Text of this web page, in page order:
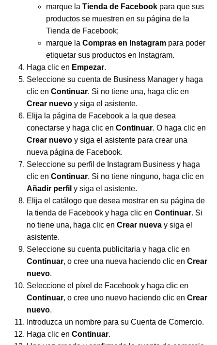
marque la Tienda de Facebook para que sus
productos se muestren en su página de la
Tienda de Facebook;
marque la Compras en Instagram para poder
etiquetar sus productos en Instagram.
Haga clic en Empezar.
Seleccione su cuenta de Business Manager y haga
clic en Continuar. Si no tiene una, haga clic en
Crear nuevo y siga el asistente.
Elija la página de Facebook a la que desea
conectarse y haga clic en Continuar. O haga clic en
Crear nuevo y siga el asistente para crear una
nueva página de Facebook.
Seleccione su perfil de Instagram Business y haga
clic en Continuar. Si no tiene ninguno, haga clic en
Añadir perfil y siga el asistente.
Elija el catálogo que desea mostrar en su página de
la tienda de Facebook y haga clic en Continuar. Si
no tiene una, haga clic en Crear nueva y siga el
asistente.
Seleccione su cuenta publicitaria y haga clic en
Continuar, o cree una nueva haciendo clic en Crear
nuevo.
Seleccione el píxel de Facebook y haga clic en
Continuar, o cree uno nuevo haciendo clic en Crear
nuevo.
Introduzca un nombre para su Cuenta de Comercio.
Haga clic en Continuar.